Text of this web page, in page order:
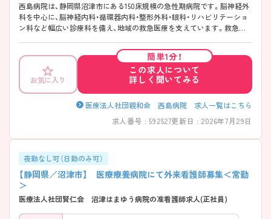
西島病院は、静岡県沼津市にある150床規模の急性期病院です。脳神経外
科を中心に、脳神経内科・循環器内科・整形外科・眼科・リハビリテーショ
ン科など幅広い診療科を備え、地域の救急医療を支えています。救急受
できる環境が整っており、多彩な症例に携われる点が魅力です。教育体
制も充実しており、経験に応じたサポートを受けながら成長できます。
また、24時間対応の託児施設を備えるなど、ライフステージが変わっても
働き続けやすい環境づくりにも力を入れている病院です。
――――――――――――――― ■ 急性期医療の最前線で活躍！
――――――――――――――― 専門性を高めながら経験を積める環
の高い診療を実施 ・手術室や集中治療室を備え幅広い症例を経験可能 →
急性期医療に携わりながらスキルアップを目指せます♪
――――――――――――――― 経験に合わせて成長できるサポート
体制があります。 ・入職時オリエンテーションを実施 ・プリセプター制
度やフォロー体制あり ・院内外研修への参加をサポート → 経験の浅い
方やブランクのある方も安心です♪ ―――――――――――――――
■ 子育て世代も働きやすい環境！ ――――――――――――――― 仕
事と家庭の両立を応援しています。 ・24時間対応の託児施設を完備 ・ラ
お気に入り
簡単1分！
この求人について
詳しく聞いてみる
医療法人社団親和会 西島病院 求人一覧はこちら
求人番号 : 592527更新日 : 2026年7月29日
夜勤なし可（日勤のみ可）
【静岡県／沼津市】 医療療養病院にて外来看護師募集＜常勤
＞
医療法人社団賢仁会 沼津はまゆう病院の准看護師求人(正社員)